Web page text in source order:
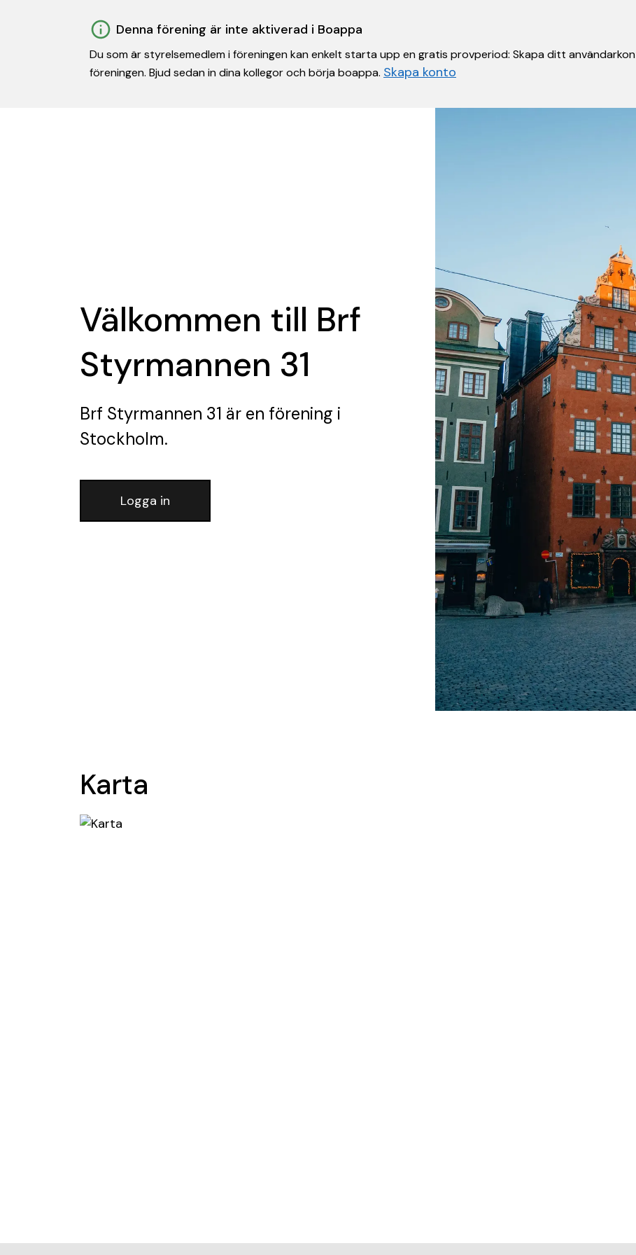
Denna förening är inte aktiverad i Boappa
Du som är styrelsemedlem i föreningen kan enkelt starta upp en gratis provperiod: Skapa ditt
föreningen. Bjud sedan in dina kollegor och börja boappa. Skapa konto
Välkommen till Brf
Styrmannen 31
Brf Styrmannen 31 är en förening i
Stockholm.
Logga in
Karta